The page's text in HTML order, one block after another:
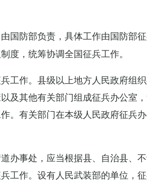
国防部负责，具体工作由国防部
度，统筹协调全国征兵工作。
工作。县级以上地方人民政府组
及其他有关部门组成征兵办公室
。有关部门在本级人民政府征兵
办事处，应当根据县、自治县、
工作。设有人民武装部的单位，